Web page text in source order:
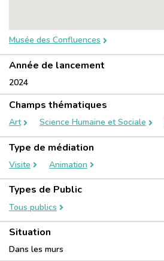
Musée des Confluences
Année de lancement
2024
Champs thématiques
Art Science Humaine et Sociale
Type de médiation
Visite Animation
Types de Public
Tous publics
Situation
Dans les murs